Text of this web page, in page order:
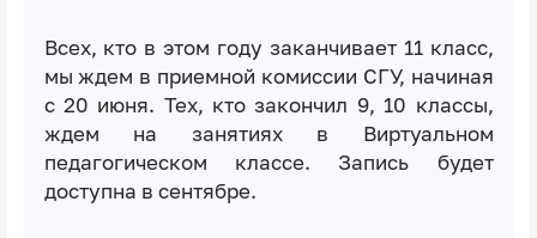
Всех, кто в этом году заканчивает 11 класс,
мы ждем в приемной комиссии СГУ, начиная
с 20 июня. Тех, кто закончил 9, 10 классы,
ждем на занятиях в Виртуальном
педагогическом классе. Запись будет
доступна в сентябре.